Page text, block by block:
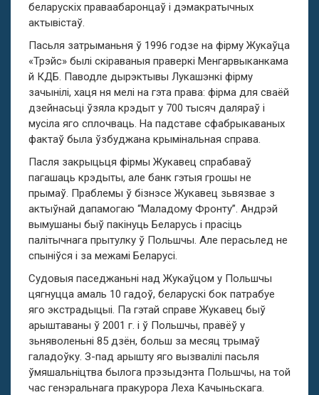
беларускіх праваабаронцаў і дэмакратычных
актывістаў.
Пасьля затрыманьня ў 1996 годзе на фірму Жукаўца
«Трэйс» былі скіраваныя праверкі Менгарвыканкама
й КДБ. Паводле дырэктывы Лукашэнкі фірму
зачынілі, хаця ня мелі на гэта права: фірма для сваёй
дзейнасьці ўзяла крэдыт у 700 тысяч даляраў і
мусіла яго сплочваць. На падставе сфабрыкаваных
фактаў была ўзбуджана крымінальная справа.
Пасля закрыцьця фірмы Жукавец спрабаваў
пагашаць крэдыты, але банк гэтыя грошы не
прымаў. Праблемы ў бізнэсе Жукавец зьвязвае з
актыўнай дапамогаю “Маладому Фронту”. Андрэй
вымушаны быў пакінуць Беларусь і прасіць
палітычнага прытулку ў Польшчы. Але перасьлед не
спыніўся і за межамі Беларусі.
Судовыя паседжаньні над Жукаўцом у Польшчы
цягнуцца амаль 10 гадоў, беларускі бок патрабуе
яго экстрадыцыі. Па гэтай справе Жукавец быў
арыштаваны ў 2001 г. і ў Польшчы, правёў у
зьняволеньні 85 дзён, больш за месяц трымаў
галадоўку. З-пад арышту яго вызвалілі пасьля
ўмяшальніцтва былога прэзыдэнта Польшчы, на той
час генэральнага пракурора Леха Качыньскага.